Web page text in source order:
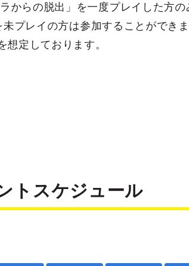
からの脱出」を一度プレイした方
未プレイの方は参加することができ
想定しております。
トスケジュール